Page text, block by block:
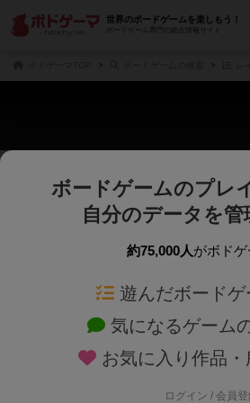
世界のボードゲームを楽しもう！
ボードゲーム専門の総合情報サイト
じっくり表示
商品名、商品説明文、デザイナー名、テー
対象年齢を指定します。
ボードゲームのプレ
自分のデータを
約75,000人がボドゲ
遊んだボード
気になるゲーム
お気に入り作品
ログイン / 会員登